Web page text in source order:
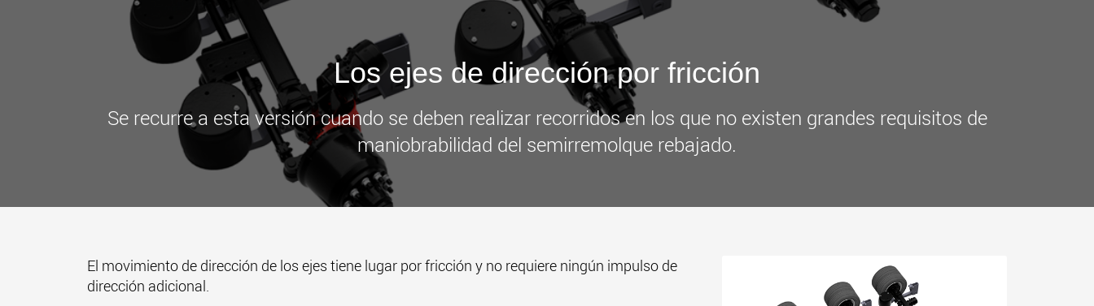
industriales para cargas
útiles de hasta 25.000 t y
Los ejes de dirección por fricción
Se recurre a esta versión cuando se deben realizar recorridos en los que no existen grandes requisitos de
maniobrabilidad del semirremolque rebajado.
El movimiento de dirección de los ejes tiene lugar por fricción y no requiere ningún impulso de
dirección adicional.